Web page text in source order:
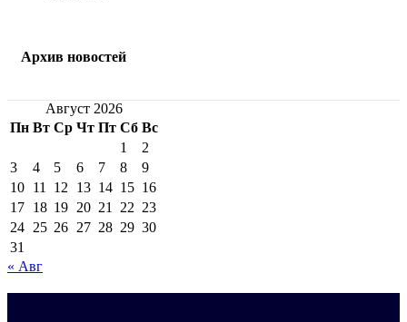
Архив новостей
Август 2026
Пн Вт Ср Чт Пт Сб Вс
1
2
3
4 5 6 7 8
9
10 11 12 13 14 15 16
17 18 19 20 21 22 23
24 25 26 27 28 29 30
31
« Авг